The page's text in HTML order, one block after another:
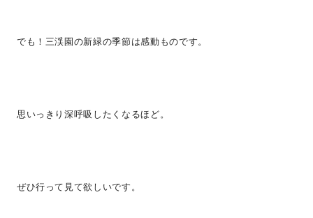
でも！三渓園の新緑の季節は感動ものです。
思いっきり深呼吸したくなるほど。
ぜひ行って見て欲しいです。